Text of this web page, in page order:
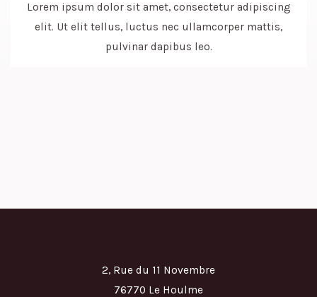
Lorem ipsum dolor sit amet, consectetur adipiscing
elit. Ut elit tellus, luctus nec ullamcorper mattis,
pulvinar dapibus leo.
2, Rue du 11 Novembre
76770 Le Houlme